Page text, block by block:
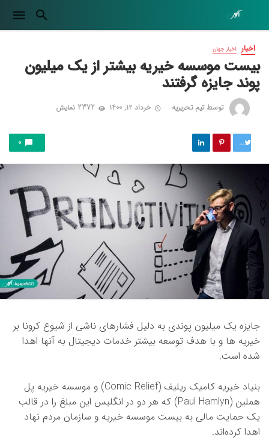
اخبار اخبار جهان
بیست موسسه خیریه بیشتر از یک میلیون
پوند جایزه گرفتند
توسطتیم تحریریه خرداد ۱۲, ۱۴۰۰ 2372 نمایش
توییت 0
جایزه یک میلیون پوندی به دلیل فشارهای ناشی از شیوع کرونا بر
خیریه ها و با هدف توسعه بیشتر خدمات دیجیتال به آنها اهدا
شده است.
بنیاد خیریه کامیک ریلیف (Comic Relief) و موسسه خیریه پل
هملین (Paul Hamlyn) که هر دو در انگلیس این مبلغ را در قالب
یک حمایت مالی به بیست موسسه خیریه و سازمان مردم نهاد
اهدا کرده‌اند.